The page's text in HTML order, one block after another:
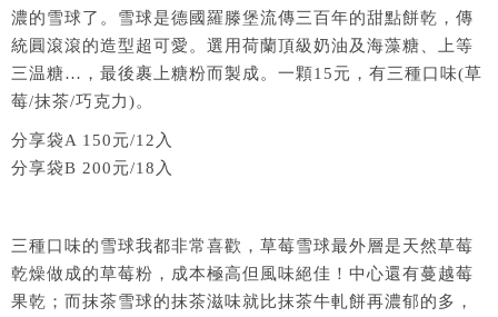
濃的雪球了。雪球是德國羅滕堡流傳三百年的甜點餅乾，傳
統圓滾滾的造型超可愛。選用荷蘭頂級奶油及海藻糖、上等
三温糖…，最後裹上糖粉而製成。一顆15元，有三種口味(草
莓/抹茶/巧克力)。
分享袋A 150元/12入
分享袋B 200元/18入
三種口味的雪球我都非常喜歡，草莓雪球最外層是天然草莓
乾燥做成的草莓粉，成本極高但風味絕佳！中心還有蔓越莓
果乾；而抹茶雪球的抹茶滋味就比抹茶牛軋餅再濃郁的多，